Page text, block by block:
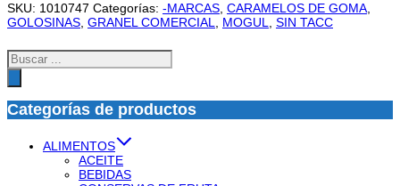
SKU: 1010747 Categorías: -MARCAS CARAMELOS DE GOMA
GOLOSINAS GRANEL COMERCIAL MOGUL SIN TACC
Búsqueda
de
productos
Categorías de productos
ALIMENTOS
ACEITE
BEBIDAS